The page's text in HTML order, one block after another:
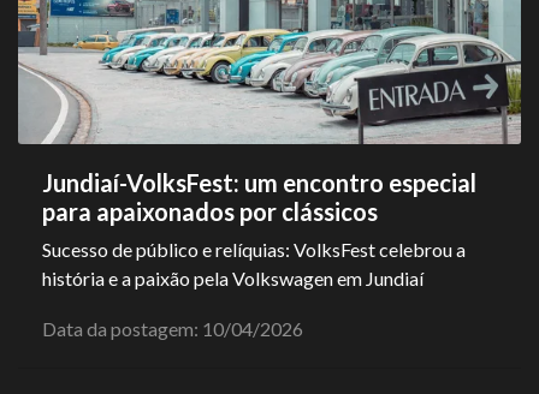
Jundiaí-VolksFest: um encontro especial
para apaixonados por clássicos
Sucesso de público e relíquias: VolksFest celebrou a
história e a paixão pela Volkswagen em Jundiaí
Data da postagem: 10/04/2026